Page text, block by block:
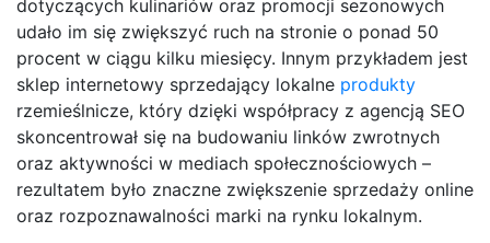
dotyczących kulinariów oraz promocji sezonowych
udało im się zwiększyć ruch na stronie o ponad 50
procent w ciągu kilku miesięcy. Innym przykładem jest
sklep internetowy sprzedający lokalne produkty
rzemieślnicze, który dzięki współpracy z agencją SEO
skoncentrował się na budowaniu linków zwrotnych
oraz aktywności w mediach społecznościowych –
rezultatem było znaczne zwiększenie sprzedaży online
oraz rozpoznawalności marki na rynku lokalnym.